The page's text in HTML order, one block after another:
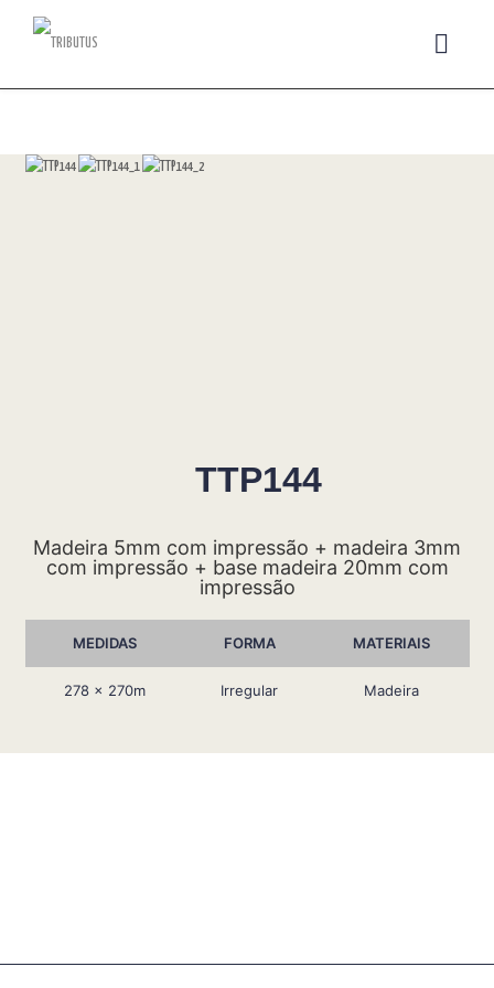
TTP144
Madeira 5mm com impressão + madeira 3mm
com impressão + base madeira 20mm com
impressão
MEDIDAS FORMA MATERIAIS
278 x 270m Irregular Madeira